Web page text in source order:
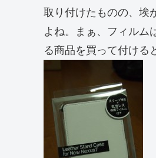
取り付けたものの、埃
よね。まぁ、フィルム
る商品を買って付ける